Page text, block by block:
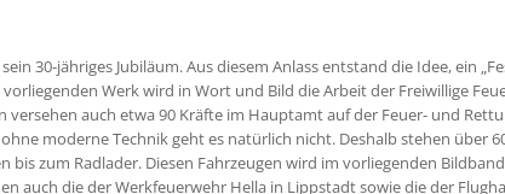
30-jähriges Jubiläum. Aus diesem Anlass entstand die Idee, ein
Werk wird in Wort und Bild die Arbeit der Freiwillige
auch etwa 90 Kräfte im Hauptamt auf der Feuer- und
moderne Technik geht es natürlich nicht. Deshalb stehen über
zum Radlader. Diesen Fahrzeugen wird im vorliegenden
auch die der Werkfeuerwehr Hella in Lippstadt sowie die der